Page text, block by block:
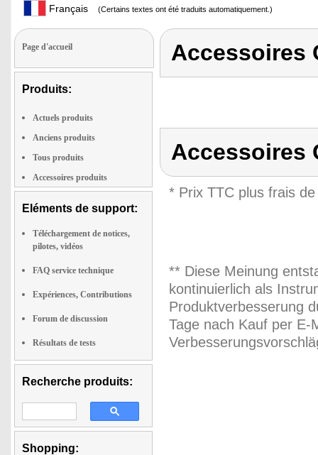
Français (Certains textes ont été traduits automatiquement.)
Page d'accueil
Produits:
Actuels produits
Anciens produits
Tous produits
Accessoires produits
Eléments de support:
Téléchargement de notices,
pilotes, vidéos
FAQ service technique
Expériences, Contributions
Forum de discussion
Résultats de tests
Recherche produits:
Shopping:
Accessoires
Accessoires
* Prix TTC plus frais
** Diese Meinung
kontinuierlich als
Produktverbesserung
Tage nach Kauf per E-